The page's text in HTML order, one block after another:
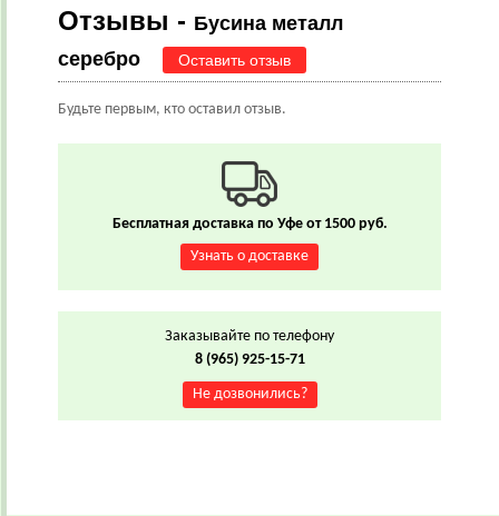
Отзывы - Бусина металл
серебро
Оставить отзыв
Будьте первым, кто оставил отзыв.
Бесплатная доставка по Уфе от 1500 руб.
Узнать о доставке
Заказывайте по телефону
8 (965) 925-15-71
Не дозвонились?